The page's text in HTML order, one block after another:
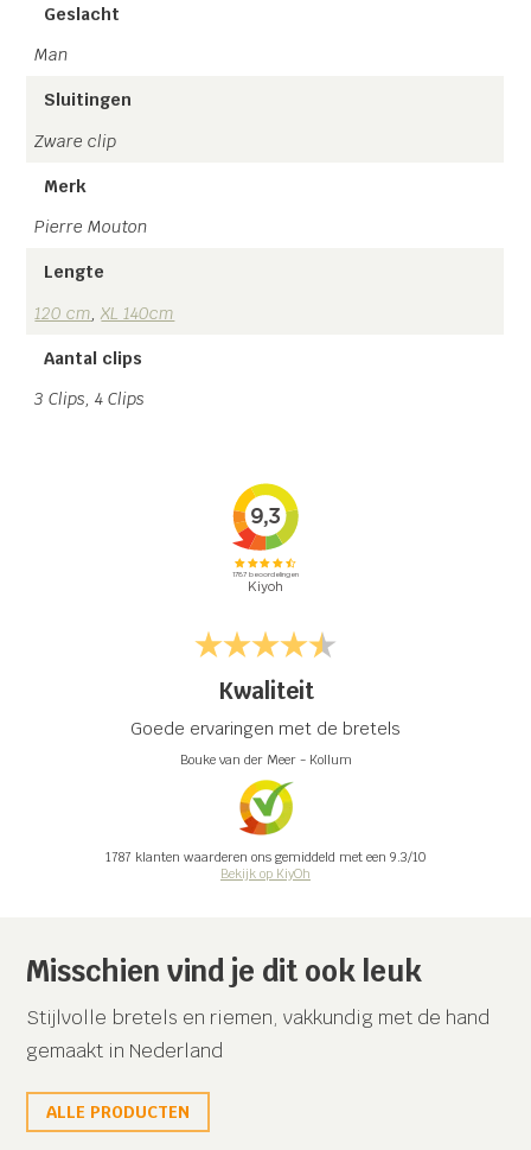
Geslacht
Man
Sluitingen
Zware clip
Merk
Pierre Mouton
Lengte
120 cm,XL 140cm
Aantal clips
3 Clips, 4 Clips
Kwaliteit
Goede ervaringen met de bretels
Bouke van der Meer - Kollum
1787 klanten waarderen ons gemiddeld met een 9.3/10
Bekijk op KiyOh
Misschien vind je dit ook leuk
Stijlvolle bretels en riemen, vakkundig met de hand
gemaakt in Nederland
ALLE PRODUCTEN